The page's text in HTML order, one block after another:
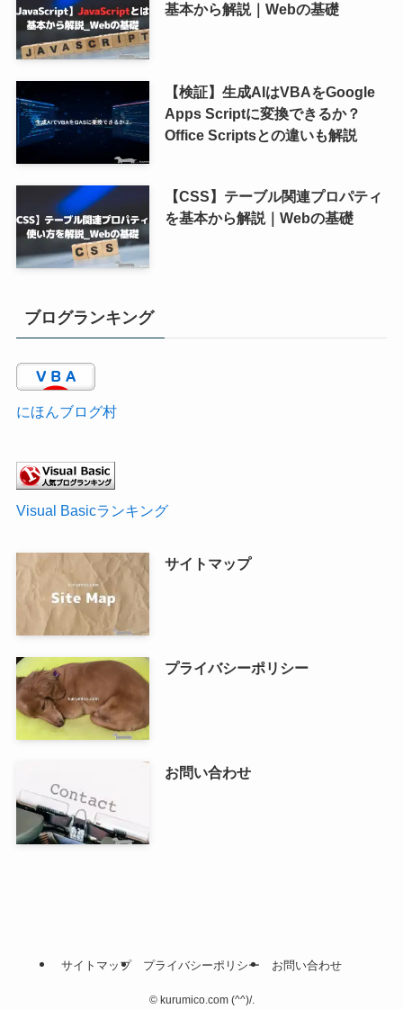
基本から解説｜Webの基礎
【検証】生成AIはVBAをGoogle
Apps Scriptに変換できるか？
Office Scriptsとの違いも解説
【CSS】テーブル関連プロパティ
を基本から解説｜Webの基礎
ブログランキング
にほんブログ村
Visual Basicランキング
サイトマップ
プライバシーポリシー
お問い合わせ
サイトマップ プライバシーポリシー お問い合わせ
©kurumico.com (^^)/.